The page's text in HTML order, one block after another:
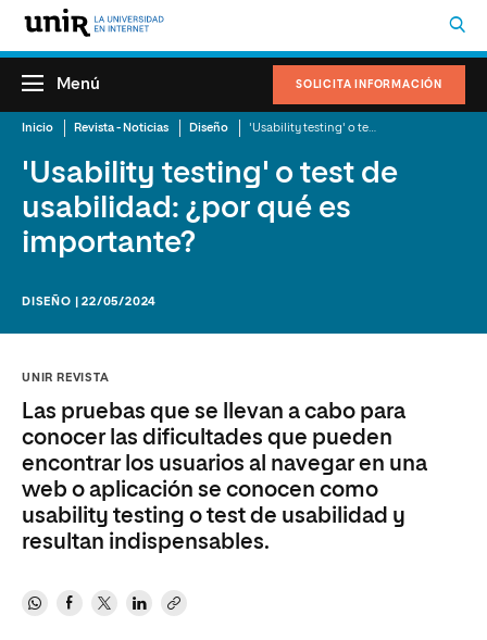
SOLICITA INFORMACIÓN
Menú
Inicio Revista - Noticias Diseño
'Usability testing' o test de
usabilidad: ¿por qué es
importante?
DISEÑO | 22/05/2024
UNIR REVISTA
Las pruebas que se llevan a cabo para
conocer las dificultades que pueden
encontrar los usuarios al navegar en una
web o aplicación se conocen como
usability testing o test de usabilidad y
resultan indispensables.